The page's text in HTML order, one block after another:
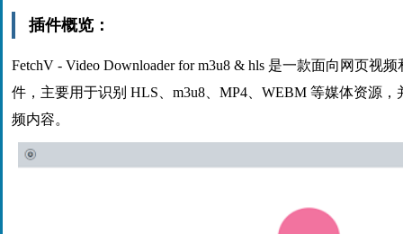
插件概览：
FetchV - Video Downloader for m3u8 & hls 是一款面向网页视
件，主要用于识别 HLS、m3u8、MP4、WEBM 等媒体资源
频内容。